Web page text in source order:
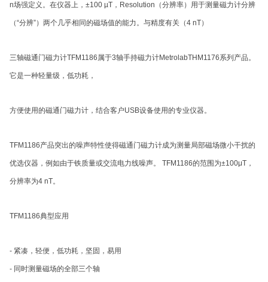
n场强定义。在仪器上，±100 µT，Resolution（分辨率）用于测量磁力计分辨
（“分辨”）两个几乎相同的磁场值的能力。与精度有关（4 nT）
三轴磁通门磁力计TFM1186属于3轴手持磁力计MetrolabTHM1176系列产品。
它是一种轻量级，低功耗，
方便使用的磁通门磁力计，结合客户USB设备使用的专业仪器。
TFM1186产品突出的噪声特性使得磁通门磁力计成为测量局部磁场微小干扰的
优选仪器，例如由于铁质量或交流电力线噪声。 TFM1186的范围为±100μT，
分辨率为4 nT。
TFM1186典型应用
- 紧凑，轻便，低功耗，坚固，易用
- 同时测量磁场的全部三个轴